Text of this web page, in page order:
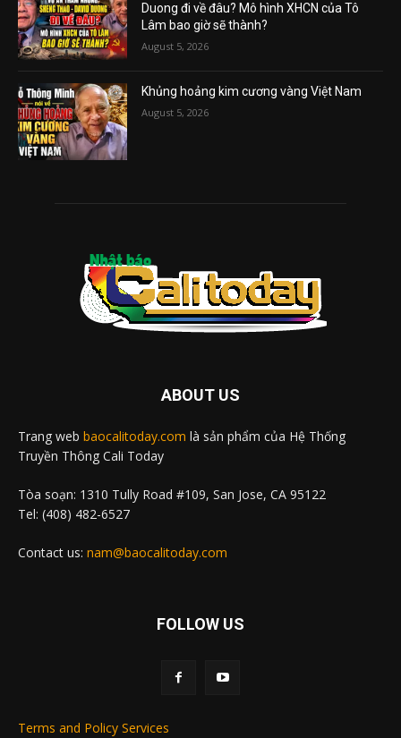
Duong đi về đâu? Mô hình XHCN của Tô
Lâm bao giờ sẽ thành?
August 5, 2026
Khủng hoảng kim cương vàng Việt Nam
August 5, 2026
ABOUT US
Trang web baocalitoday.com là sản phẩm của Hệ Thống
Truyền Thông Cali Today
Tòa soạn: 1310 Tully Road #109, San Jose, CA 95122
Tel: (408) 482-6527
Contact us: nam@baocalitoday.com
FOLLOW US
Terms and Policy Services